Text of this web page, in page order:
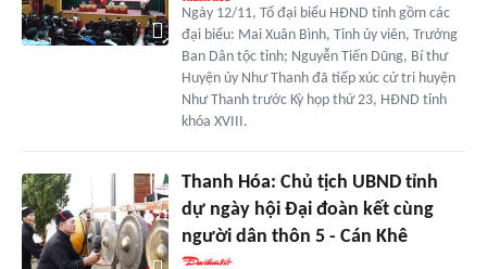
Ngày 12/11, Tổ đại biểu HĐND tỉnh gồm các
đại biểu: Mai Xuân Bình, Tỉnh ủy viên, Trưởng
Ban Dân tộc tỉnh; Nguyễn Tiến Dũng, Bí thư
Huyện ủy Như Thanh đã tiếp xúc cử tri huyện
Như Thanh trước Kỳ họp thứ 23, HĐND tỉnh
khóa XVIII.
Thanh Hóa: Chủ tịch UBND tỉnh
dự ngày hội Đại đoàn kết cùng
người dân thôn 5 - Cán Khê